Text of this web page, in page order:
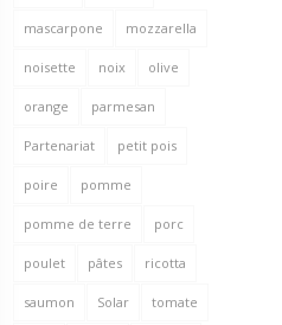
mascarpone mozzarella
noisette noix olive
orange parmesan
Partenariat petit pois
poire pomme
pomme de terre porc
poulet pâtes ricotta
saumon Solar tomate